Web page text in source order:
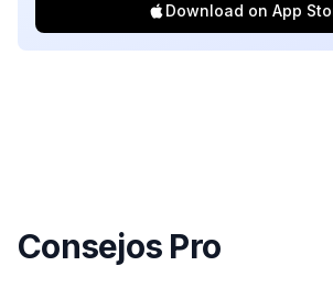
Download on App
Consejos Pro